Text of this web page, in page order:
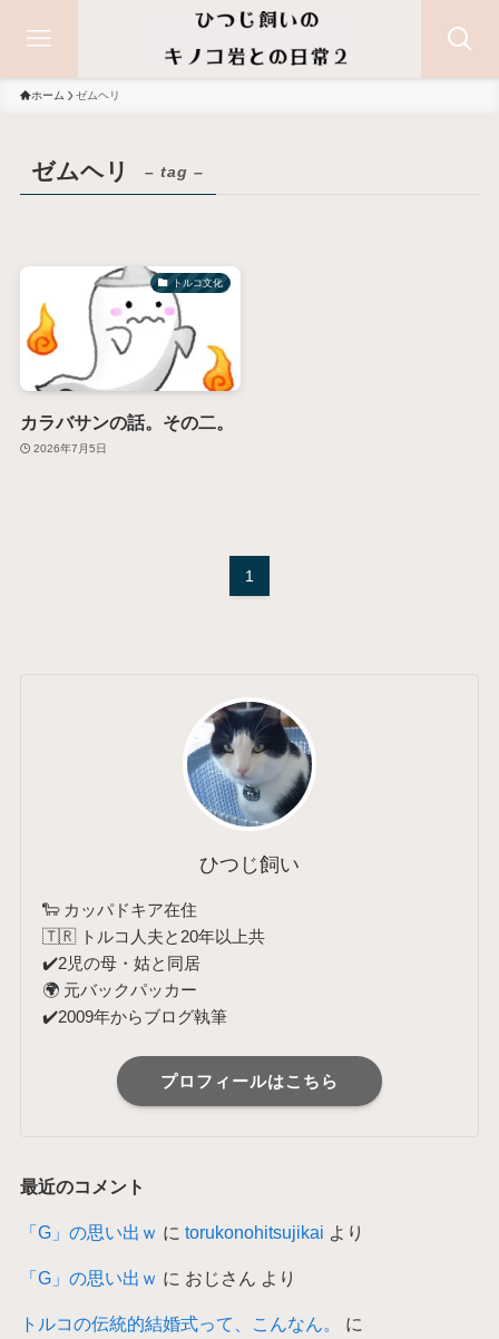
ホーム ゼムヘリ
ゼムヘリ – tag –
トルコ文化
カラバサンの話。その二。
2026年7月5日
1
ひつじ飼い
🐑 カッパドキア在住
🇹🇷 トルコ人夫と20年以上共
✔️2児の母・姑と同居
🌍 元バックパッカー
✔️2009年からブログ執筆
プロフィールはこちら
最近のコメント
「G」の思い出ｗ に torukonohitsujikai より
「G」の思い出ｗ に おじさん より
トルコの伝統的結婚式って、こんなん。
に